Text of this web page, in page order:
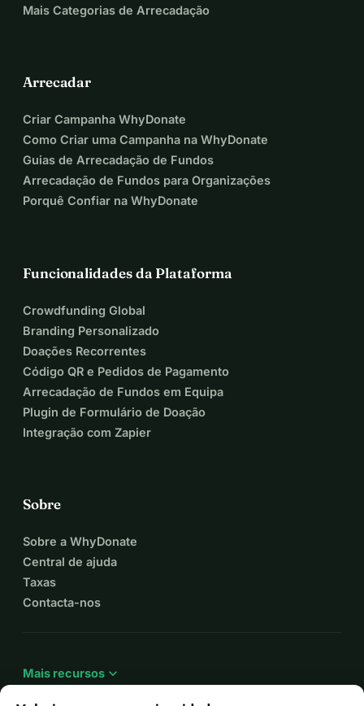
Mais Categorias de Arrecadação
Arrecadar
Criar Campanha WhyDonate
Como Criar uma Campanha na WhyDonate
Guias de Arrecadação de Fundos
Arrecadação de Fundos para Organizações
Porquê Confiar na WhyDonate
Funcionalidades da Plataforma
Crowdfunding Global
Branding Personalizado
Doações Recorrentes
Código QR e Pedidos de Pagamento
Arrecadação de Fundos em Equipa
Plugin de Formulário de Doação
Integração com Zapier
Sobre
Sobre a WhyDonate
Central de ajuda
Taxas
Contacta-nos
Mais recursos expand_more